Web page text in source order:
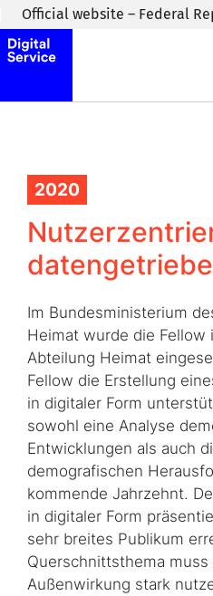
Skip to main content
Official website – Federal
2020
Im Bundesministerium
Heimat wurde die Fellow
Abteilung Heimat
Fellow die Erstellung
in digitaler Form
sowohl eine Analyse
Entwicklungen als auch
demografischen
kommende Jahrzehnt.
in digitaler Form
sehr breites Publikum
Querschnittsthema
Außenwirkung stark